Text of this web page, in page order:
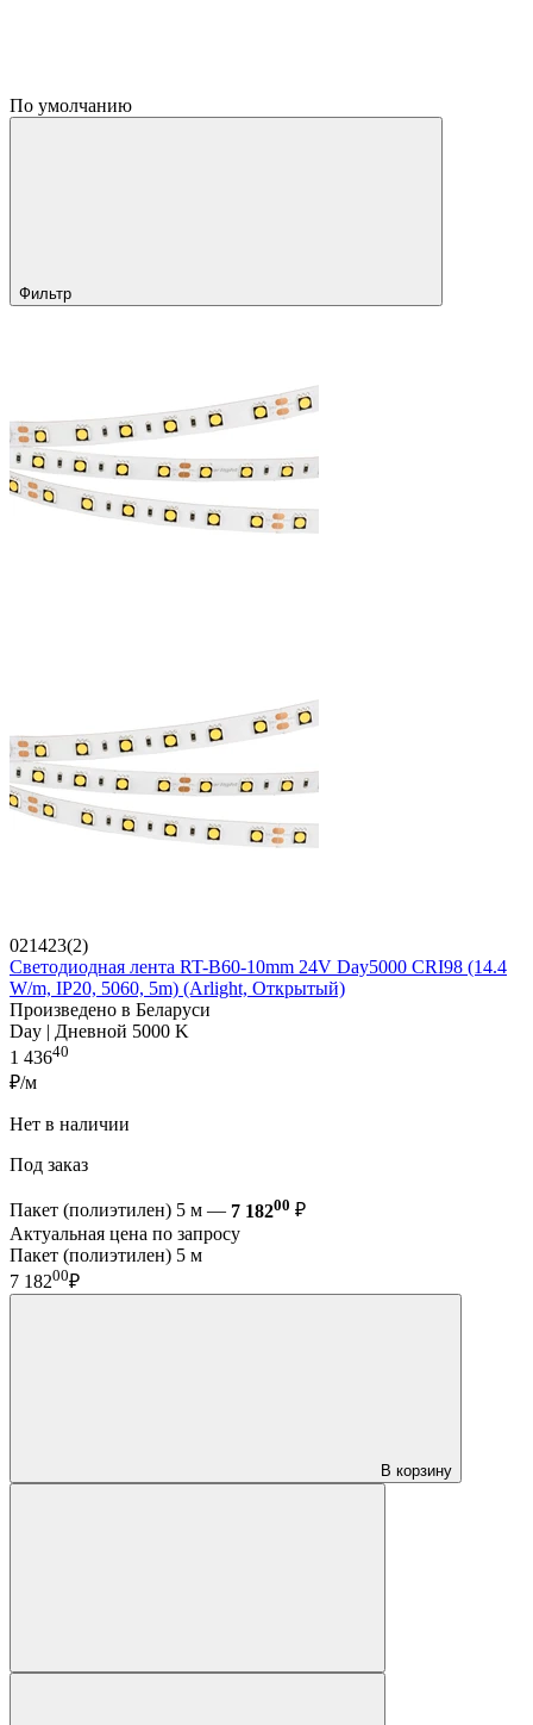
По умолчанию
Фильтр
021423(2)
Светодиодная лента RT-B60-10mm 24V Day5000 CRI98 (14.4
W/m, IP20, 5060, 5m) (Arlight, Открытый)
Произведено в Беларуси
Day | Дневной 5000 K
1 43640
₽/м
Нет в наличии
Под заказ
Пакет (полиэтилен) 5 м — 7 18200 ₽
Актуальная цена по запросу
Пакет (полиэтилен) 5 м
7 18200₽
В корзину